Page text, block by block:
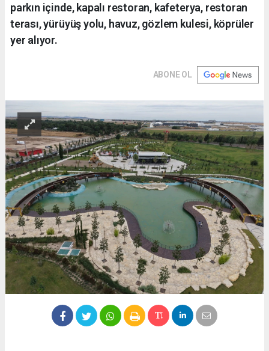
parkın içinde, kapalı restoran, kafeterya, restoran
terası, yürüyüş yolu, havuz, gözlem kulesi, köprüler
yer alıyor.
ABONE OL